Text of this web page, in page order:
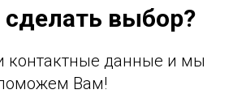
выбор?
контактные данные и мы
Вам!